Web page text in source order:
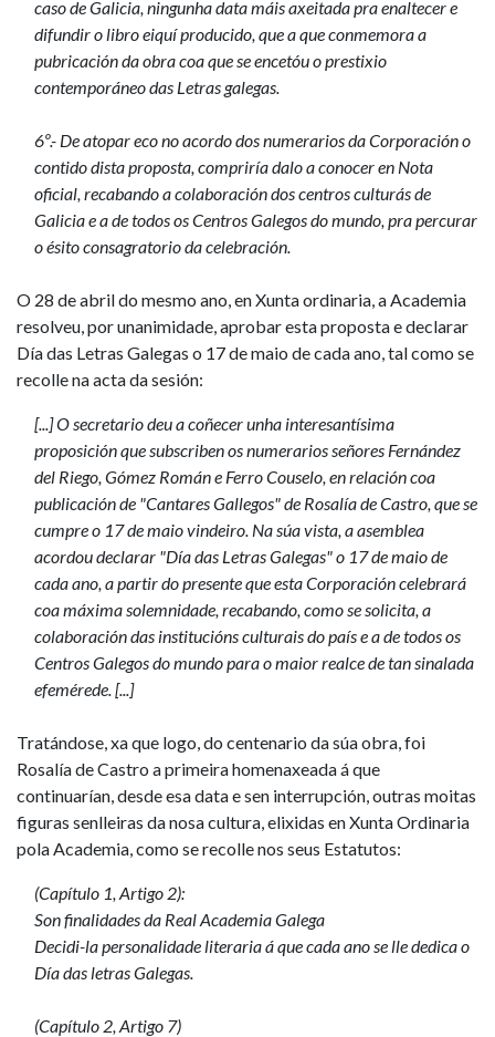
caso de Galicia, ningunha data máis axeitada pra enaltecer e
difundir o libro eiquí producido, que a que conmemora a
pubricación da obra coa que se encetóu o prestixio
contemporáneo das Letras galegas.
6º.- De atopar eco no acordo dos numerarios da Corporación o
contido dista proposta, compriría dalo a conocer en Nota
oficial, recabando a colaboración dos centros culturás de
Galicia e a de todos os Centros Galegos do mundo, pra percurar
o ésito consagratorio da celebración.
O 28 de abril do mesmo ano, en Xunta ordinaria, a Academia
resolveu, por unanimidade, aprobar esta proposta e declarar
Día das Letras Galegas o 17 de maio de cada ano, tal como se
recolle na acta da sesión:
[...] O secretario deu a coñecer unha interesantísima
proposición que subscriben os numerarios señores Fernández
del Riego, Gómez Román e Ferro Couselo, en relación coa
publicación de "Cantares Gallegos" de Rosalía de Castro, que se
cumpre o 17 de maio vindeiro. Na súa vista, a asemblea
acordou declarar "Día das Letras Galegas" o 17 de maio de
cada ano, a partir do presente que esta Corporación celebrará
coa máxima solemnidade, recabando, como se solicita, a
colaboración das institucións culturais do país e a de todos os
Centros Galegos do mundo para o maior realce de tan sinalada
efemérede. [...]
Tratándose, xa que logo, do centenario da súa obra, foi
Rosalía de Castro a primeira homenaxeada á que
continuarían, desde esa data e sen interrupción, outras moitas
figuras senlleiras da nosa cultura, elixidas en Xunta Ordinaria
pola Academia, como se recolle nos seus Estatutos:
(Capítulo 1, Artigo 2):
Son finalidades da Real Academia Galega
Decidi-la personalidade literaria á que cada ano se lle dedica o
Día das letras Galegas.
(Capítulo 2, Artigo 7)